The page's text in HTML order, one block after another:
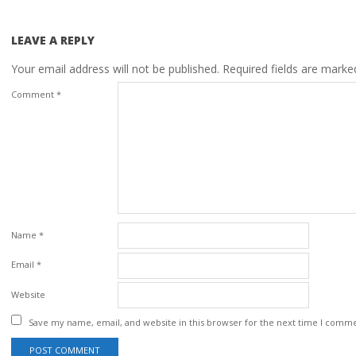
LEAVE A REPLY
Your email address will not be published. Required fields are
Comment *
Name *
Email *
Website
Save my name, email, and website in this browser for the next time I